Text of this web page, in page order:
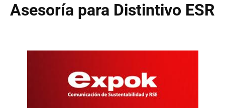
Asesoría para Distintivo ESR